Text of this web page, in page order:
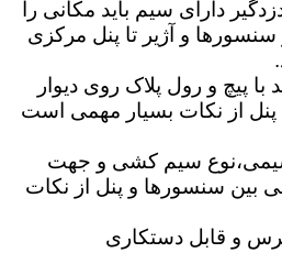
دارای سیم باید مکانی را
سنسورها و آژیر تا پنل مرکزی
با پیچ و رول پلاک روی دیوار
پنل از نکات بسیار مهمی است
سیم کشی و جهت
بین سنسورها و پنل از نکات
و قابل دستکاری